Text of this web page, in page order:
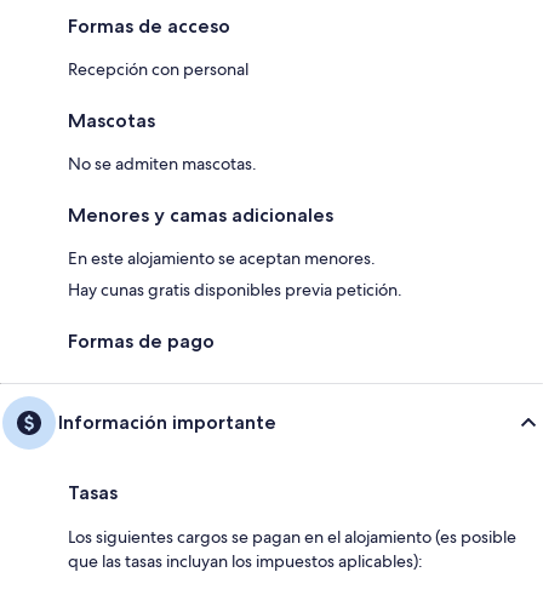
Formas de acceso
Recepción con personal
Mascotas
No se admiten mascotas.
Menores y camas adicionales
En este alojamiento se aceptan menores.
Hay cunas gratis disponibles previa petición.
Formas de pago
Información importante
Tasas
Los siguientes cargos se pagan en el alojamiento (es posible
que las tasas incluyan los impuestos aplicables):